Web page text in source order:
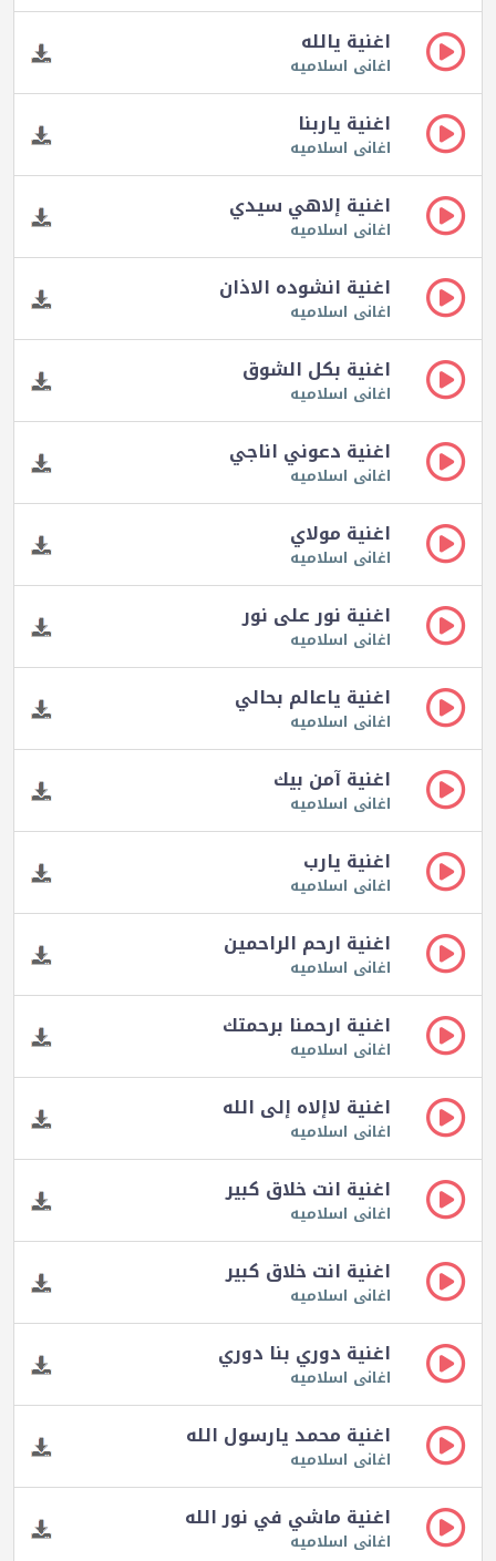
اغنية يالله
اغانى اسلاميه
اغنية ياربنا
اغانى اسلاميه
اغنية إلاهي سيدي
اغانى اسلاميه
اغنية انشوده الاذان
اغانى اسلاميه
اغنية بكل الشوق
اغانى اسلاميه
اغنية دعوني اناجي
اغانى اسلاميه
اغنية مولاي
اغانى اسلاميه
اغنية نور على نور
اغانى اسلاميه
اغنية ياعالم بحالي
اغانى اسلاميه
اغنية آمن بيك
اغانى اسلاميه
اغنية يارب
اغانى اسلاميه
اغنية ارحم الراحمين
اغانى اسلاميه
اغنية ارحمنا برحمتك
اغانى اسلاميه
اغنية لاإلاه إلى الله
اغانى اسلاميه
اغنية انت خلاق كبير
اغانى اسلاميه
اغنية انت خلاق كبير
اغانى اسلاميه
اغنية دوري بنا دوري
اغانى اسلاميه
اغنية محمد يارسول الله
اغانى اسلاميه
اغنية ماشي في نور الله
اغانى اسلاميه